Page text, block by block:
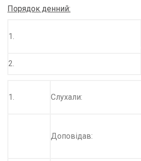
Порядок денний:
1.
2.
1. Слухали:
Доповідав: